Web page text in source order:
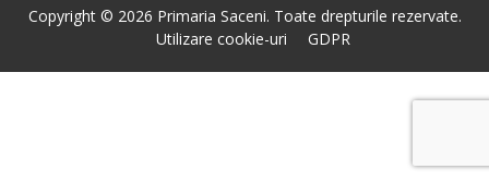
Copyright © 2026 Primaria Saceni. Toate drepturile rezervate.
Utilizare cookie-uri
GDPR